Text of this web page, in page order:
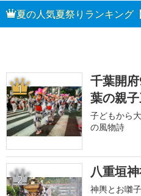
夏の人気夏祭りランキング
1
千葉開
葉の親
子どもから
の風物詩
2 八重垣
神輿とお囃